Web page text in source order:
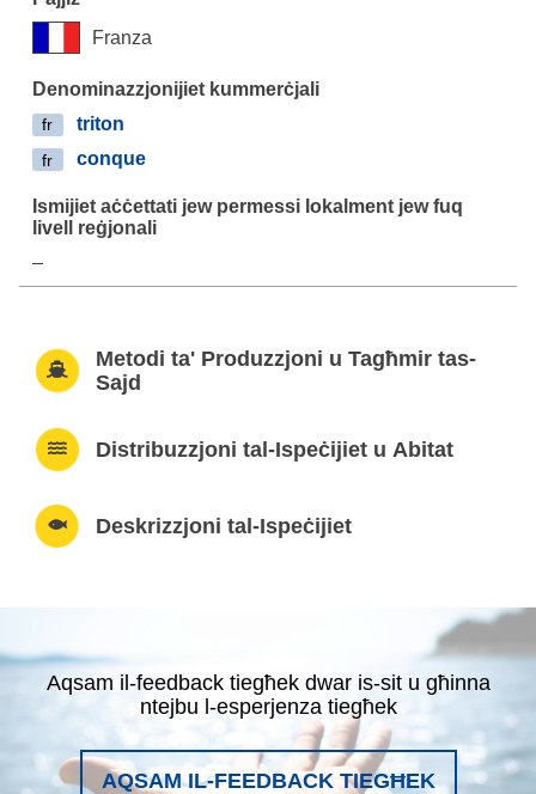
Franza
fr triton
fr conque
–
Metodi ta' Produzzjoni u Tagħmir tas-
Sajd
Distribuzzjoni tal-Ispeċijiet u Abitat
Deskrizzjoni tal-Ispeċijiet
Aqsam il-feedback tiegħek dwar is-sit u għinna
ntejbu l-esperjenza tiegħek
AQSAM IL-FEEDBACK TIEGĦEK